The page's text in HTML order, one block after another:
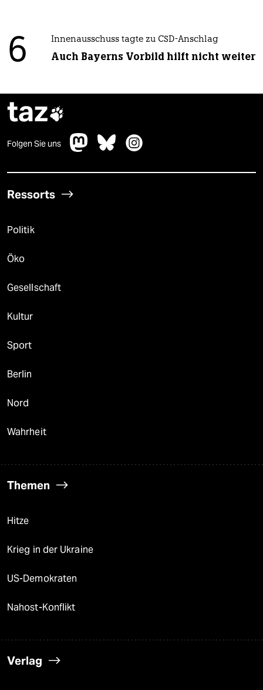
6
Innenausschuss tagte zu CSD-Anschlag
Auch Bayerns Vorbild hilft nicht weiter
taz
Folgen Sie uns
Ressorts
Politik
Öko
Gesellschaft
Kultur
Sport
Berlin
Nord
Wahrheit
Themen
Hitze
Krieg in der Ukraine
US-Demokraten
Nahost-Konflikt
Verlag